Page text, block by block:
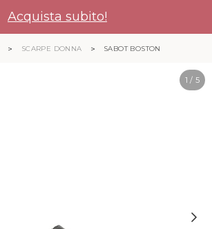
Acquista subito!
SCARPE DONNA SABOT BOSTON
1 / 5